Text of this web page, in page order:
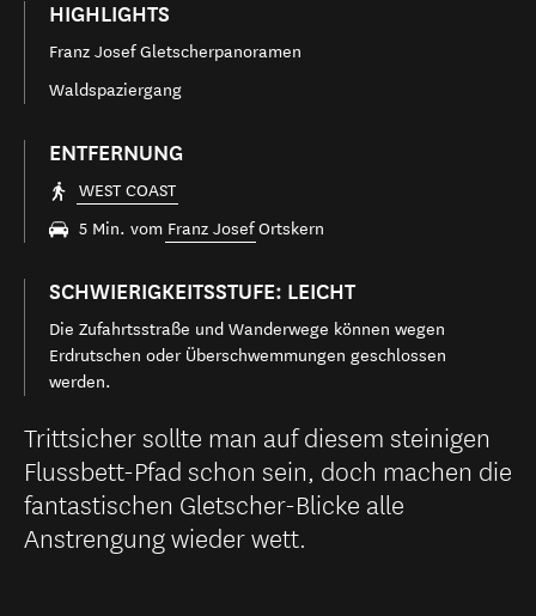
HIGHLIGHTS
Franz Josef Gletscherpanoramen
Waldspaziergang
ENTFERNUNG
WEST COAST
5 Min. vom Franz JosefOrtskern
SCHWIERIGKEITSSTUFE: LEICHT
Die Zufahrtsstraße und Wanderwege können wegen
Erdrutschen oder Überschwemmungen geschlossen
werden.
Trittsicher sollte man auf diesem steinigen
Flussbett-Pfad schon sein, doch machen die
fantastischen Gletscher-Blicke alle
Anstrengung wieder wett.